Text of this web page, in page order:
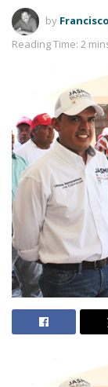
by
Reading Time: 2